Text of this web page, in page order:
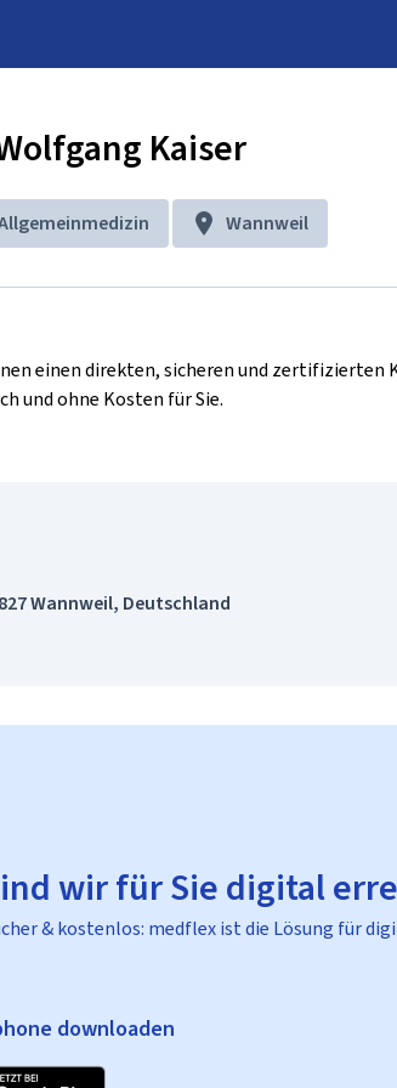
Kaiser
Wannweil
einen direkten, sicheren und zertifizierten
und ohne Kosten für Sie.
Wannweil, Deutschland
wir für Sie digital
& kostenlos: medflex ist die Lösung für
downloaden